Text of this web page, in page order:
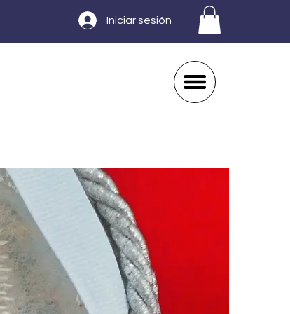
Iniciar sesión